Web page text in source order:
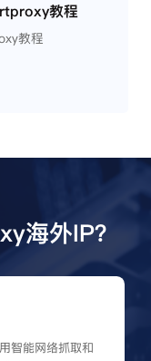
教程
教程
海外IP？
智能网络抓取和